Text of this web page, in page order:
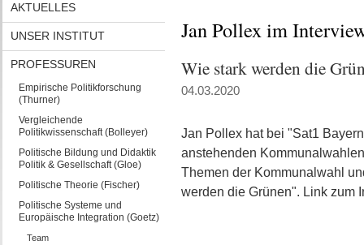
AKTUELLES
UNSER INSTITUT
PROFESSUREN
Empirische Politikforschung
(Thurner)
Vergleichende
Politikwissenschaft (Bolleyer)
Politische Bildung und Didaktik
Politik & Gesellschaft (Gloe)
Politische Theorie (Fischer)
Politische Systeme und
Europäische Integration (Goetz)
Team
Jan Pollex im
Wie stark werden die
04.03.2020
Jan Pollex hat bei "Sat1
anstehenden
Themen der Kommunalwahl
werden die Grünen". Link zum